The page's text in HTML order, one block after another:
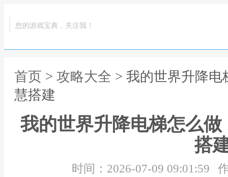
您的游戏宝典，关注我！
首页 > 攻略大全 > 我的世界升降
慧搭建
我的世界升降电梯怎么
搭
时间：2026-07-09 09:01:59